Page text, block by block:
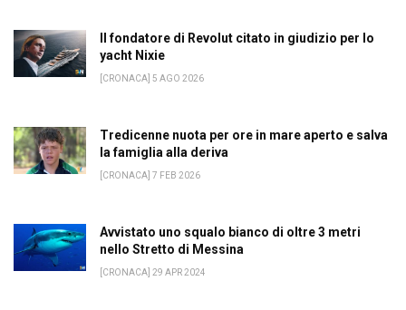
Il fondatore di Revolut citato in giudizio per lo
yacht Nixie
[CRONACA] 5 AGO 2026
Tredicenne nuota per ore in mare aperto e salva
la famiglia alla deriva
[CRONACA] 7 FEB 2026
Avvistato uno squalo bianco di oltre 3 metri
nello Stretto di Messina
[CRONACA] 29 APR 2024